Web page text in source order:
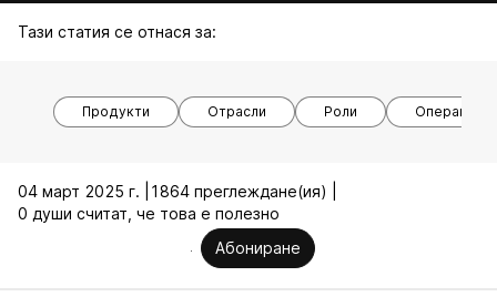
Тази статия се отнася за:
Продукти Отрасли Роли
04 март 2025 г. |
1864 преглеждане(ия) |
0 души считат, че това е полезно
Абониране